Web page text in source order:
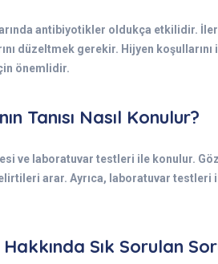
antibiyotikler oldukça etkilidir.
düzeltmek gerekir. Hijyen
önemlidir.
Tanısı Nasıl Konulur?
ve laboratuvar testleri ile konulur.
arar. Ayrıca, laboratuvar
Sık Sorulan